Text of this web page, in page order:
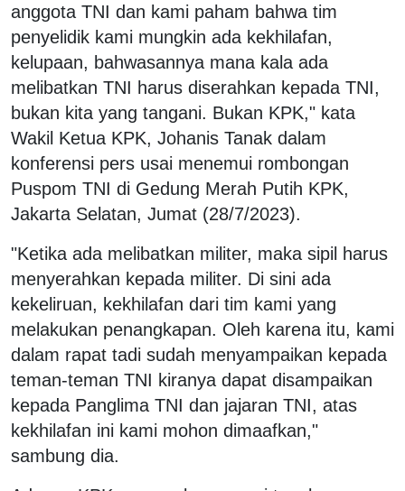
anggota TNI dan kami paham bahwa tim
penyelidik kami mungkin ada kekhilafan,
kelupaan, bahwasannya mana kala ada
melibatkan TNI harus diserahkan kepada TNI,
bukan kita yang tangani. Bukan KPK," kata
Wakil Ketua KPK, Johanis Tanak dalam
konferensi pers usai menemui rombongan
Puspom TNI di Gedung Merah Putih KPK,
Jakarta Selatan, Jumat (28/7/2023).
"Ketika ada melibatkan militer, maka sipil harus
menyerahkan kepada militer. Di sini ada
kekeliruan, kekhilafan dari tim kami yang
melakukan penangkapan. Oleh karena itu, kami
dalam rapat tadi sudah menyampaikan kepada
teman-teman TNI kiranya dapat disampaikan
kepada Panglima TNI dan jajaran TNI, atas
kekhilafan ini kami mohon dimaafkan,"
sambung dia.